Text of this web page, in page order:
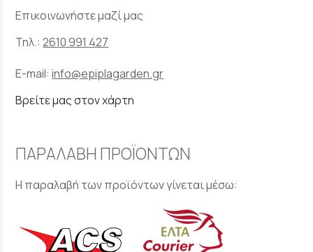
Επικοινωνήστε μαζί μας
Τηλ.:2610 991 427
E-mail:info@epiplagarden.gr
Βρείτε μας στον χάρτη
ΠΑΡΑΛΑΒΗ ΠΡΟΪΟΝΤΩΝ
Η παραλαβή των προϊόντων γίνεται μέσω: